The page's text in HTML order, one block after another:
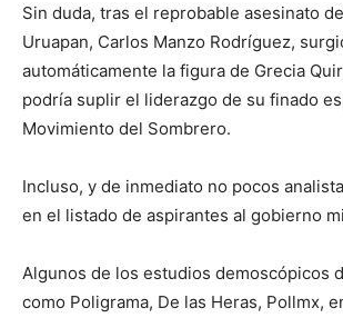
Sin duda, tras el reprobable asesinato
Uruapan, Carlos Manzo Rodríguez,
automáticamente la figura de Grecia
podría suplir el liderazgo de su finado
Movimiento del Sombrero.
Incluso, y de inmediato no pocos
en el listado de aspirantes al gobierno
Algunos de los estudios demoscópicos
como Poligrama, De las Heras, Pollmx,